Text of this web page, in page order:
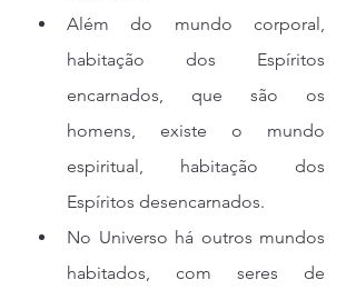
Além do mundo corporal,
habitação dos Espíritos
encarnados, que são os
homens, existe o mundo
espiritual, habitação dos
Espíritos desencarnados.
No Universo há outros mundos
habitados, com seres de